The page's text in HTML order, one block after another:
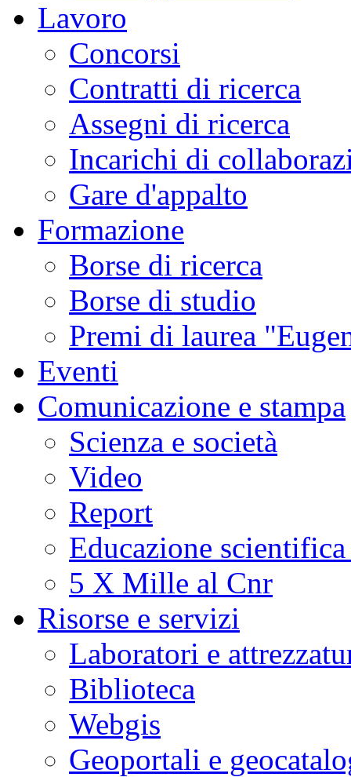
Lavoro
Concorsi
Contratti di ricerca
Assegni di ricerca
Incarichi di
Gare d'appalto
Formazione
Borse di ricerca
Borse di studio
Premi di laurea
Eventi
Comunicazione e stampa
Scienza e società
Video
Report
Educazione
5 X Mille al Cnr
Risorse e servizi
Laboratori e
Biblioteca
Webgis
Geoportali e